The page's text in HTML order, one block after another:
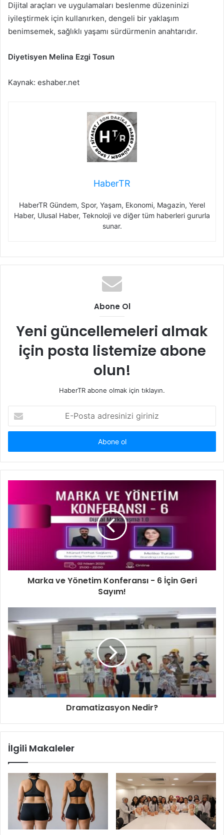
Dijital araçları ve uygulamaları beslenme düzeninizi
iyileştirmek için kullanırken, dengeli bir yaklaşım
benimsemek, sağlıklı yaşamı sürdürmenin anahtarıdır.
Diyetisyen Melina Ezgi Tosun
Kaynak: eshaber.net
HaberTR
HaberTR Gündem, Spor, Yaşam, Ekonomi, Magazin, Yerel
Haber, Ulusal Haber, Teknoloji ve diğer tüm haberleri gururla
sunar.
Abone Ol
Yeni güncellemeleri almak
için posta listemize abone
olun!
HaberTR abone olmak için tıklayın.
Posta
adresinizi
Marka ve Yönetim Konferansı - 6 İçin Geri
Sayım!
Dramatizasyon Nedir?
İlgili Makaleler